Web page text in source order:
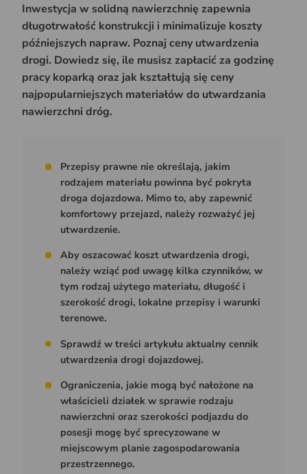
Inwestycja w solidną nawierzchnię zapewnia
długotrwałość konstrukcji i minimalizuje koszty
późniejszych napraw. Poznaj ceny utwardzenia
drogi. Dowiedz się, ile musisz zapłacić za godzinę
pracy koparką oraz jak kształtują się ceny
najpopularniejszych materiałów do utwardzania
nawierzchni dróg.
Przepisy prawne nie określają, jakim
rodzajem materiału powinna być pokryta
droga dojazdowa. Mimo to, aby zapewnić
komfortowy przejazd, należy rozważyć jej
utwardzenie.
Aby oszacować koszt utwardzenia drogi,
należy wziąć pod uwagę kilka czynników, w
tym rodzaj użytego materiału, długość i
szerokość drogi, lokalne przepisy i warunki
terenowe.
Sprawdź w treści artykułu aktualny cennik
utwardzenia drogi dojazdowej.
Ograniczenia, jakie mogą być nałożone na
właścicieli działek w sprawie rodzaju
nawierzchni oraz szerokości podjazdu do
posesji mogę być sprecyzowane w
miejscowym planie zagospodarowania
przestrzennego.